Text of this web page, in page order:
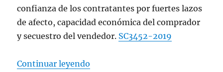
confianza de los contratantes por fuertes lazos
de afecto, capacidad económica del comprador
y secuestro del vendedor. SC3452-2019
Continuar leyendo